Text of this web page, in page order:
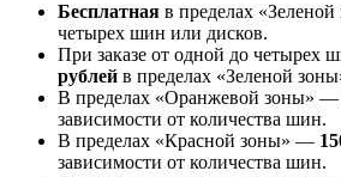
Бесплатная в пределах «Зеленой
четырех шин или дисков.
При заказе от одной до четырех
рублей в пределах «Зеленой
В пределах «Оранжевой зоны» —
зависимости от количества шин.
В пределах «Красной зоны» —
зависимости от количества шин.